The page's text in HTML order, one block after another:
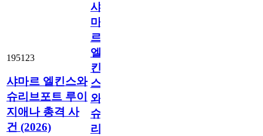
195123
샤마르 엘킨스와
슈리브포트 루이
지애나 총격 사
건 (2026)
샤
마
르
엘
킨
스
와
슈
리